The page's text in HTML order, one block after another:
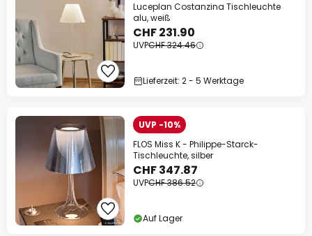
Luceplan Costanzina Tischleuchte
alu, weiß
CHF 231.90
UVPCHF 324.46
Lieferzeit: 2 - 5 Werktage
UVP -10%
FLOS Miss K - Philippe-Starck-
Tischleuchte, silber
CHF 347.87
UVPCHF 386.52
Auf Lager